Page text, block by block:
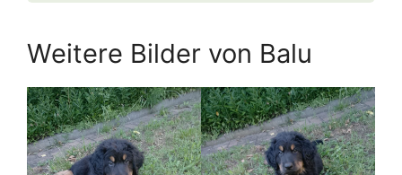
Weitere Bilder von Balu